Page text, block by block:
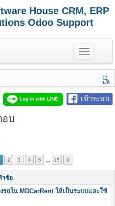
House CRM, ERP
Odoo Support
T
o
g
e
n
a
นห
า
เข้าระบบ
Log in with LINE
อบ
2 3 4 5 15
วข้อ
ถใน MDCarRent ให้เป็นระบบและใช้